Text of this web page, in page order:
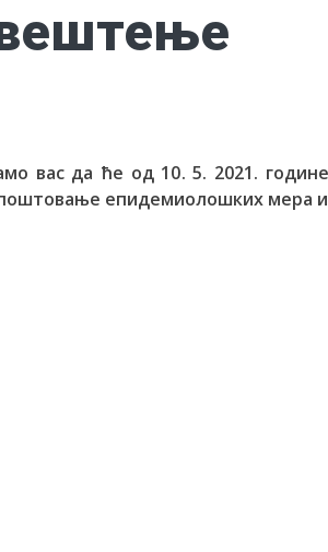
вас да ће од 10. 5. 2021.
епидемиолошких мера